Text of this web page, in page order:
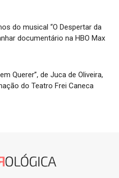
do musical “O Despertar da
documentário na HBO Max
Querer”, de Juca de Oliveira,
do Teatro Frei Caneca